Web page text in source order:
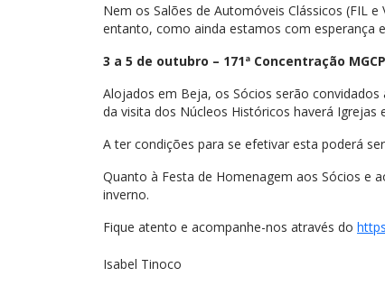
Nem os Salões de Automóveis Clássicos (FIL
entanto, como ainda estamos com esperança
3 a 5 de outubro – 171ª Concentração
Alojados em Beja, os Sócios serão convidados
da visita dos Núcleos Históricos haverá Igrejas
A ter condições para se efetivar esta poderá
Quanto à Festa de Homenagem aos Sócios e
inverno.
Fique atento e acompanhe-nos através do
Isabel Tinoco